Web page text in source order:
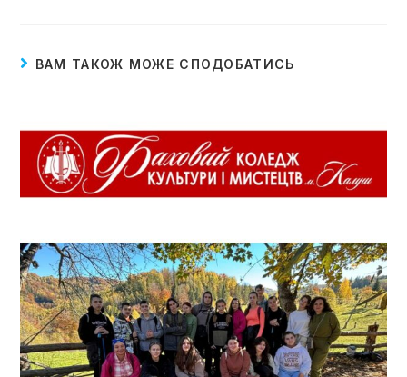
ВАМ ТАКОЖ МОЖЕ СПОДОБАТИСЬ